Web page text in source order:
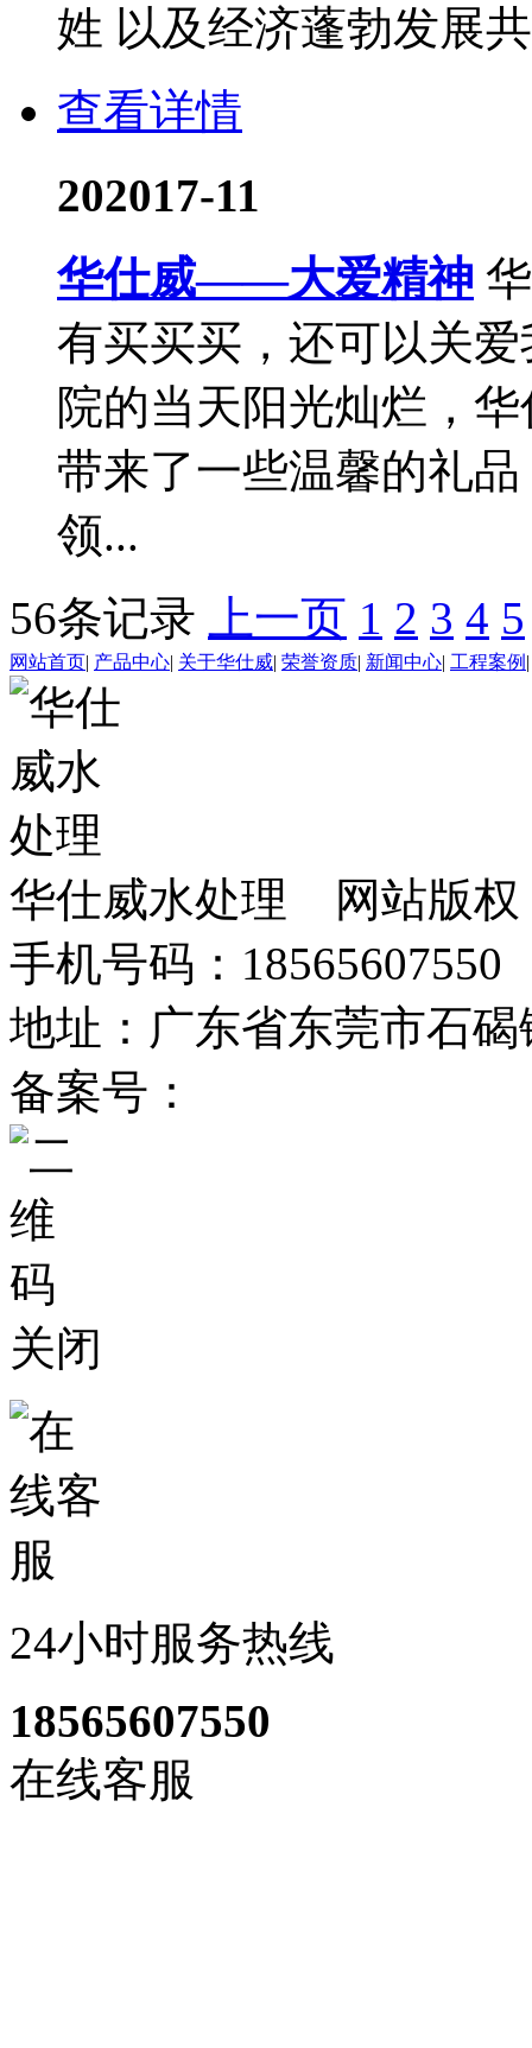
姓 以及经济蓬勃发展
查看详情
202017-11
华仕威——大爱精神
有买买买，还可以关
院的当天阳光灿烂，
带来了一些温馨的礼
领...
56条记录
上一页 1 2 3 4 5
网站首页| 产品中心| 关于华仕威| 荣誉资质| 新闻中心| 工程案例
华仕威水处理 网站版权
手机号码：18565607550
地址：广东省东莞市石
备案号：
关闭
24小时服务热线
18565607550
在线客服